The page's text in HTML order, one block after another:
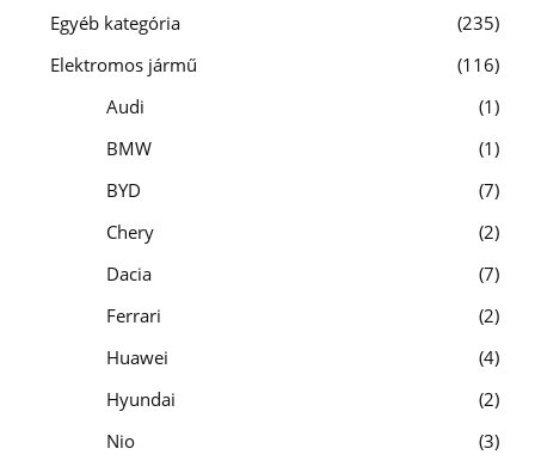
Egyéb kategória
235
Elektromos jármű
116
Audi
1
BMW
1
BYD
7
Chery
2
Dacia
7
Ferrari
2
Huawei
4
Hyundai
2
Nio
3